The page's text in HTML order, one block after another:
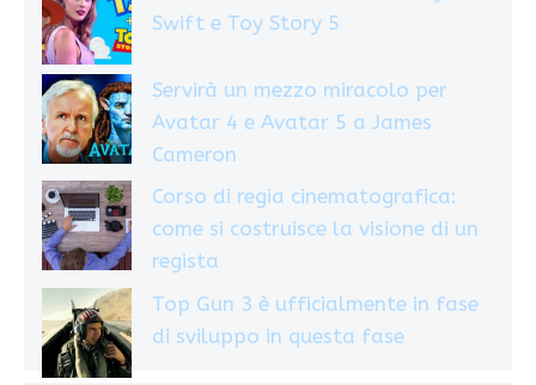
Swift e Toy Story 5
Servirà un mezzo miracolo per
Avatar 4 e Avatar 5 a James
Cameron
Corso di regia cinematografica:
come si costruisce la visione di un
regista
Top Gun 3 è ufficialmente in fase
di sviluppo in questa fase